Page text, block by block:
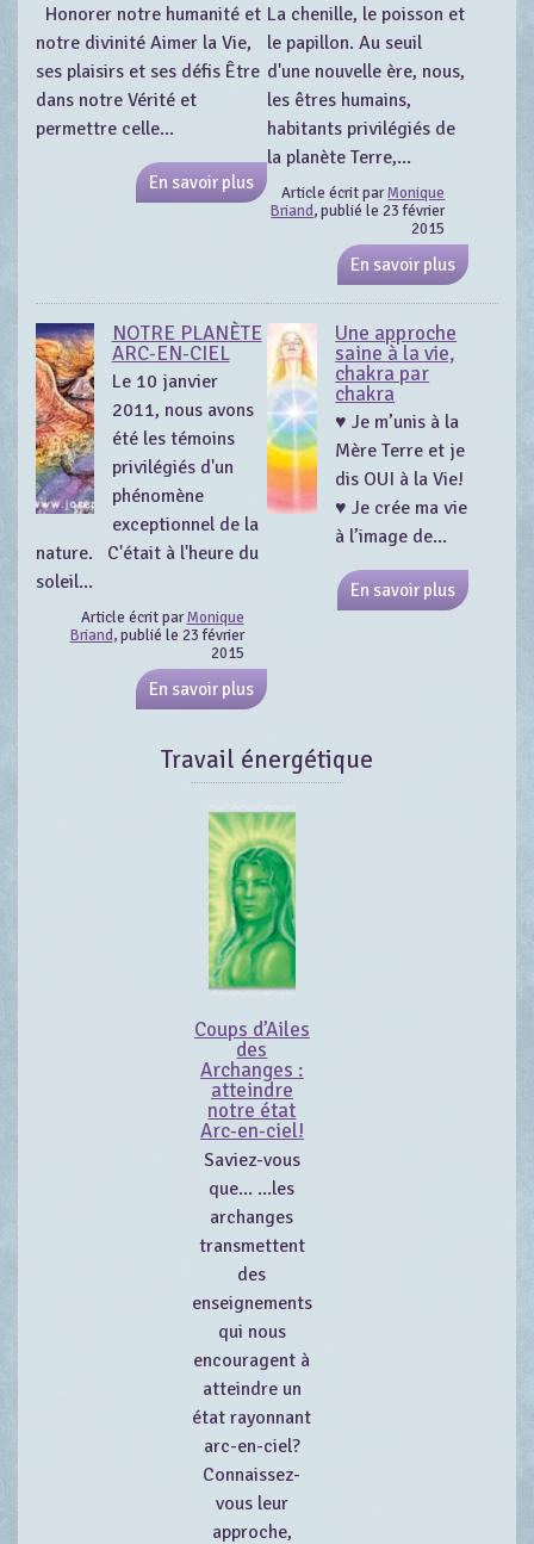
Honorer notre humanité et
notre divinité Aimer la Vie,
ses plaisirs et ses défis Être
dans notre Vérité et
permettre celle...
En savoir plus
La chenille, le poisson et
le papillon. Au seuil
d'une nouvelle ère, nous,
les êtres humains,
habitants privilégiés de
la planète Terre,...
Article écrit parMonique
Briand, publié le 23 février
2015
En savoir plus
NOTRE PLANÈTE
ARC-EN-CIEL
Le 10 janvier
2011, nous avons
été les témoins
privilégiés d'un
phénomène
exceptionnel de la
nature. C'était à l'heure du
soleil...
Article écrit parMonique
Briand, publié le 23 février
2015
En savoir plus
Une approche
saine à la vie,
chakra par
chakra
♥ Je m’unis à la
Mère Terre et je
dis OUI à la Vie!
♥ Je crée ma vie
à l’image de...
En savoir plus
Travail énergétique
Coups d’Ailes
des
Archanges :
atteindre
notre état
Arc-en-ciel!
Saviez-vous
que... ...les
archanges
transmettent
des
enseignements
qui nous
encouragent à
atteindre un
état rayonnant
arc-en-ciel?
Connaissez-
vous leur
approche,